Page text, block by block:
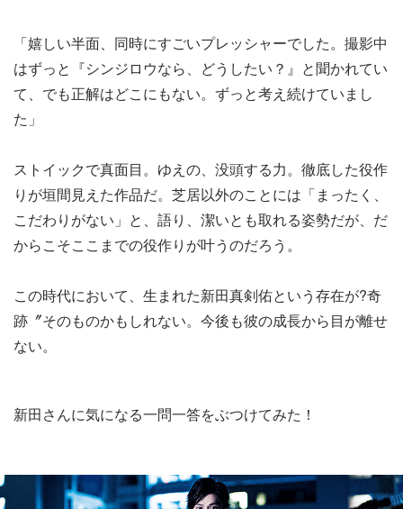
「嬉しい半面、同時にすごいプレッシャーでした。撮影中
はずっと『シンジロウなら、どうしたい？』と聞かれてい
て、でも正解はどこにもない。ずっと考え続けていまし
た」
ストイックで真面目。ゆえの、没頭する力。徹底した役作
りが垣間見えた作品だ。芝居以外のことには「まったく、
こだわりがない」と、語り、潔いとも取れる姿勢だが、だ
からこそここまでの役作りが叶うのだろう。
この時代において、生まれた新田真剣佑という存在が?奇
跡〞そのものかもしれない。今後も彼の成長から目が離せ
ない。
新田さんに気になる一問一答をぶつけてみた！